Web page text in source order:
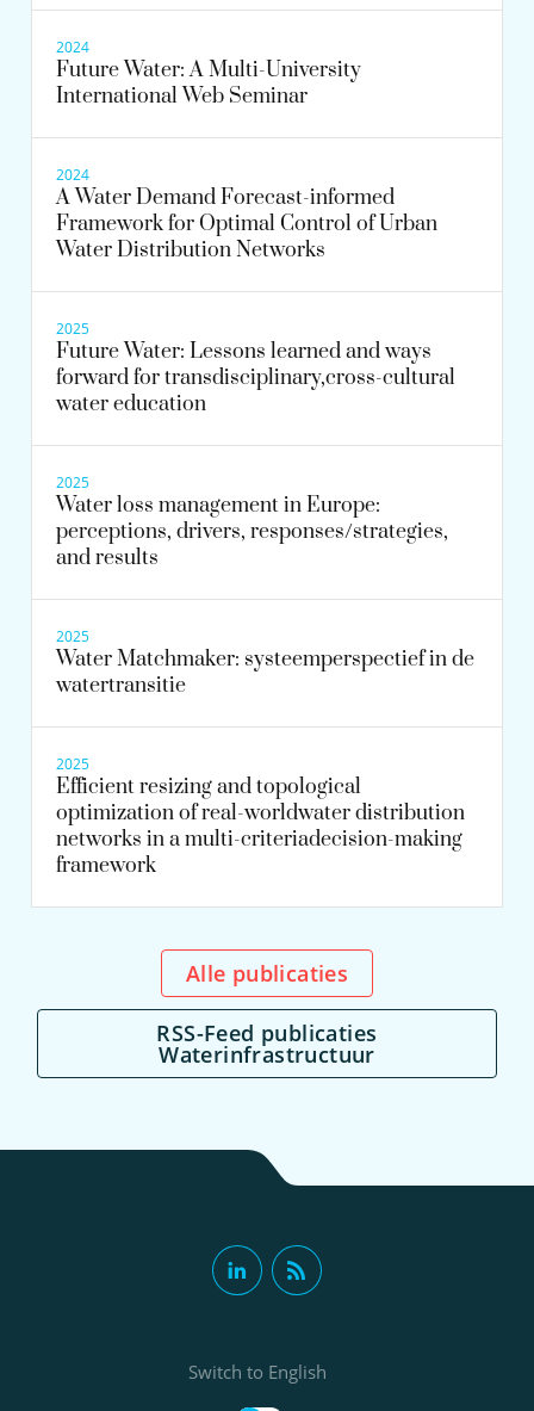
2024
Future Water: A Multi-University
International Web Seminar
2024
A Water Demand Forecast-informed
Framework for Optimal Control of Urban
Water Distribution Networks
2025
Future Water: Lessons learned and ways
forward for transdisciplinary,cross-cultural
water education
2025
Water loss management in Europe:
perceptions, drivers, responses/strategies,
and results
2025
Water Matchmaker: systeemperspectief in de
watertransitie
2025
Efficient resizing and topological
optimization of real-worldwater distribution
networks in a multi-criteriadecision-making
framework
Alle publicaties
RSS-Feed publicaties
Waterinfrastructuur
Switch to English